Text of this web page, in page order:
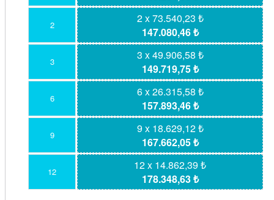
2
2 x 73.540,23 ₺
147.080,46 ₺
3
3 x 49.906,58 ₺
149.719,75 ₺
6
6 x 26.315,58 ₺
157.893,46 ₺
9
9 x 18.629,12 ₺
167.662,05 ₺
12
12 x 14.862,39 ₺
178.348,63 ₺